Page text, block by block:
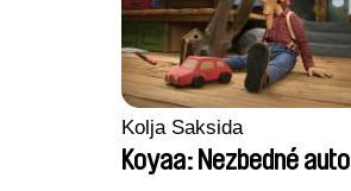
Kolja Saksida
Koyaa: Nezbedné auto